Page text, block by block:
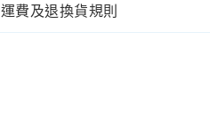
運費及退換貨規則